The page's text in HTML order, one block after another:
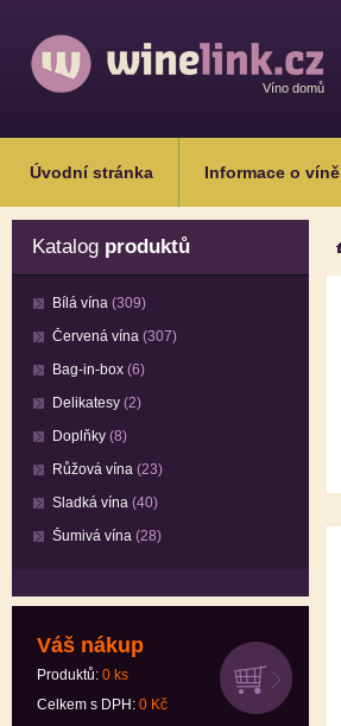
Víno domů
Úvodní stránka Informace o víně
Katalog produktů
Bílá vína (309)
Červená vína (307)
Bag-in-box (6)
Delikatesy (2)
Doplňky (8)
Růžová vína (23)
Sladká vína (40)
Šumivá vína (28)
Váš nákup
Produktů: 0ks
Celkem s DPH: 0Kč